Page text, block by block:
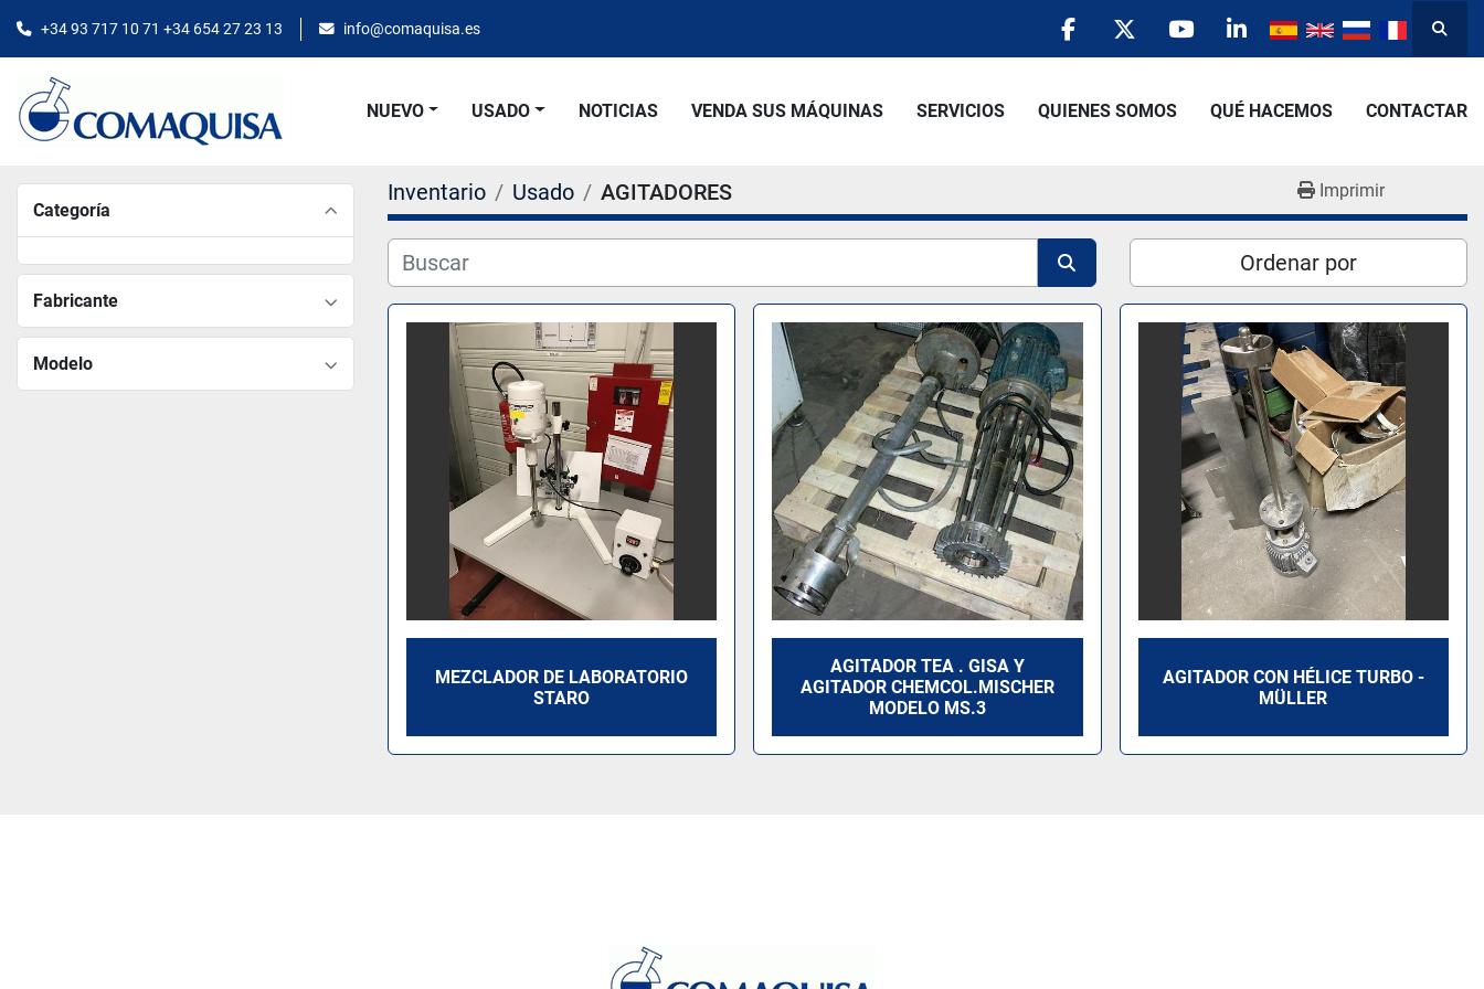
+34 93 717 10 71 +34 654 27 23 13 info@comaquisa.es
facebooktwitteryoutubelinkedin
NUEVO USADO NOTICIAS VENDA SUS MÁQUINAS SERVICIOS QUIENES SOMOS QUÉ HACEMOS CONTACTAR
Categoría
Fabricante
Modelo
Inventario Usado AGITADORES Imprimir
Ordenar por
MEZCLADOR DE LABORATORIO
STARO
AGITADOR TEA . GISA Y
AGITADOR CHEMCOL.MISCHER
MODELO MS.3
AGITADOR CON HÉLICE TURBO -
MÜLLER